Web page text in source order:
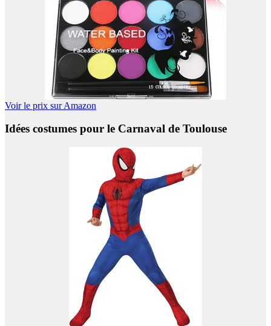
Voir le prix sur Amazon
Idées costumes pour le Carnaval de Toulouse